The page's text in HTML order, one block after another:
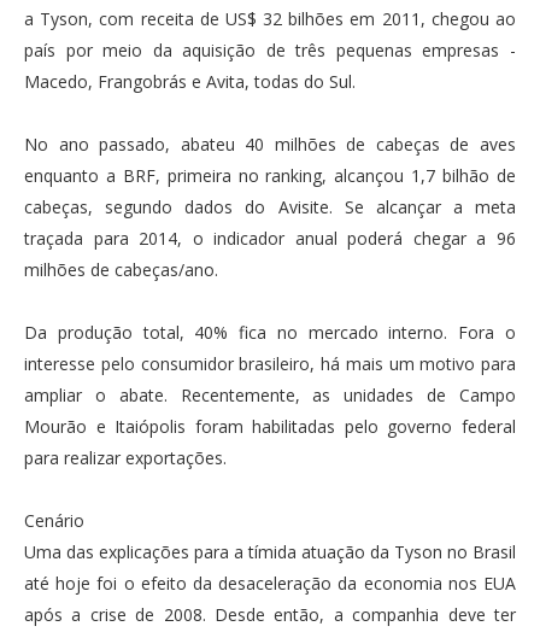
a Tyson, com receita de US$ 32 bilhões em 2011, chegou ao
país por meio da aquisição de três pequenas empresas -
Macedo, Frangobrás e Avita, todas do Sul.
No ano passado, abateu 40 milhões de cabeças de aves
enquanto a BRF, primeira no ranking, alcançou 1,7 bilhão de
cabeças, segundo dados do Avisite. Se alcançar a meta
traçada para 2014, o indicador anual poderá chegar a 96
milhões de cabeças/ano.
Da produção total, 40% fica no mercado interno. Fora o
interesse pelo consumidor brasileiro, há mais um motivo para
ampliar o abate. Recentemente, as unidades de Campo
Mourão e Itaiópolis foram habilitadas pelo governo federal
para realizar exportações.
Cenário
Uma das explicações para a tímida atuação da Tyson no Brasil
até hoje foi o efeito da desaceleração da economia nos EUA
após a crise de 2008. Desde então, a companhia deve ter